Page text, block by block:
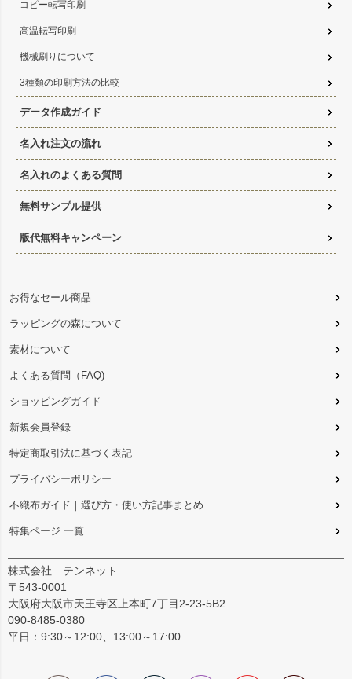
コピー転写印刷
高温転写印刷
機械刷りについて
3種類の印刷方法の比較
データ作成ガイド
名入れ注文の流れ
名入れのよくある質問
無料サンプル提供
版代無料キャンペーン
お得なセール商品
ラッピングの森について
素材について
よくある質問（FAQ)
ショッピングガイド
新規会員登録
特定商取引法に基づく表記
プライバシーポリシー
不織布ガイド｜選び方・使い方記事まとめ
特集ページ 一覧
株式会社 テンネット
〒543-0001
大阪府大阪市天王寺区上本町7丁目2-23-5B2
090-8485-0380
平日：9:30～12:00、13:00～17:00